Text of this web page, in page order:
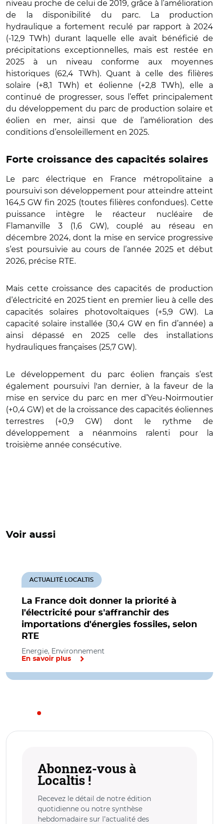
niveau proche de celui de 2019, grâce à l’amélioration
de la disponibilité du parc. La production
hydraulique a fortement reculé par rapport à 2024
(-12,9 TWh) durant laquelle elle avait bénéficié de
précipitations exceptionnelles, mais est restée en
2025 à un niveau conforme aux moyennes
historiques (62,4 TWh). Quant à celle des filières
solaire (+8,1 TWh) et éolienne (+2,8 TWh), elle a
continué de progresser, sous l’effet principalement
du développement du parc de production solaire et
éolien en mer, ainsi que de l’amélioration des
conditions d’ensoleillement en 2025.
Forte croissance des capacités solaires
Le parc électrique en France métropolitaine a
poursuivi son développement pour atteindre atteint
164,5 GW fin 2025 (toutes filières confondues). Cette
puissance intègre le réacteur nucléaire de
Flamanville 3 (1,6 GW), couplé au réseau en
décembre 2024, dont la mise en service progressive
s’est poursuivie au cours de l’année 2025 et début
2026, précise RTE.
Mais cette croissance des capacités de production
d’électricité en 2025 tient en premier lieu à celle des
capacités solaires photovoltaïques (+5,9 GW). La
capacité solaire installée (30,4 GW en fin d’année) a
ainsi dépassé en 2025 celle des installations
hydrauliques françaises (25,7 GW).
Le développement du parc éolien français s’est
également poursuivi l'an dernier, à la faveur de la
mise en service du parc en mer d’Yeu-Noirmoutier
(+0,4 GW) et de la croissance des capacités éoliennes
terrestres (+0,9 GW) dont le rythme de
développement a néanmoins ralenti pour la
troisième année consécutive.
Voir aussi
La France doit donner la priorité à
l'électricité pour s'affranchir des
importations d'énergies fossiles, selon
RTE
ACTUALITÉ LOCALTIS
Energie, Environnement
En savoir plus
Abonnez-vous à
Localtis !
Recevez le détail de notre édition
quotidienne ou notre synthèse
hebdomadaire sur l’actualité des